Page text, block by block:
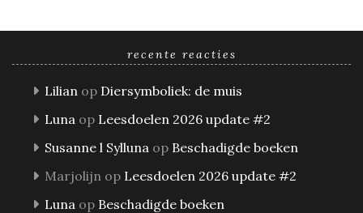
recente reacties
Lilian op Diersymboliek: de muis
Luna op Leesdoelen 2026 update #2
Susanne l Sylluna op Beschadigde boeken
Marjolijn op Leesdoelen 2026 update #2
Luna op Beschadigde boeken